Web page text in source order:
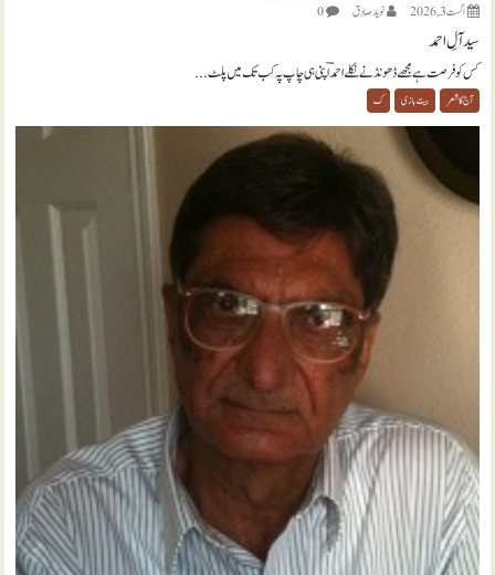
اگست 3, 2026 نويد صادق 0
سید آلِ احمد
کس کو فرصت ہے مجھے ڈھونڈنے نکلے احمدؔ اپنی ہی چاپ پہ کب تک میں پلٹ...
آج کا شعر بیت بازی ک